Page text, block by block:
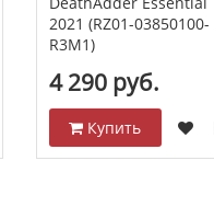
2021 (RZ01-03850100-
R3M1)
4 290 руб.
Купить